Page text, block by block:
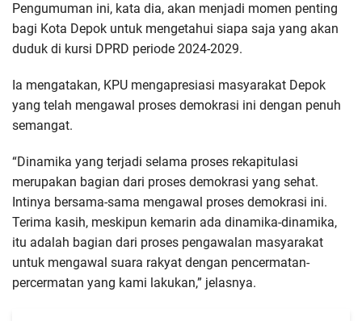
Pengumuman ini, kata dia, akan menjadi momen penting
bagi Kota Depok untuk mengetahui siapa saja yang akan
duduk di kursi DPRD periode 2024-2029.
Ia mengatakan, KPU mengapresiasi masyarakat Depok
yang telah mengawal proses demokrasi ini dengan penuh
semangat.
“Dinamika yang terjadi selama proses rekapitulasi
merupakan bagian dari proses demokrasi yang sehat.
Intinya bersama-sama mengawal proses demokrasi ini.
Terima kasih, meskipun kemarin ada dinamika-dinamika,
itu adalah bagian dari proses pengawalan masyarakat
untuk mengawal suara rakyat dengan pencermatan-
percermatan yang kami lakukan,” jelasnya.